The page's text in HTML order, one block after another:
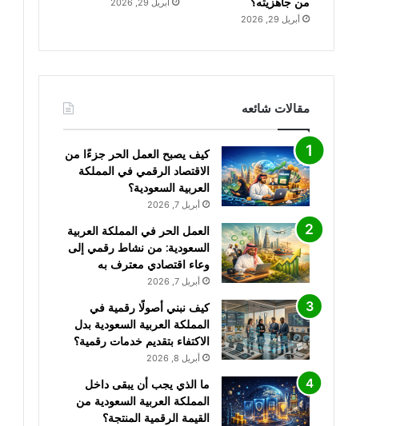
أبريل 29, 2026
أبريل 29, 2026
مقالات شائعه
كيف يصبح العمل الحر جزءًا من
الاقتصاد الرقمي في المملكة
العربية السعودية؟
أبريل 7, 2026
العمل الحر في المملكة العربية
السعودية: من نشاط رقمي إلى
وعاء اقتصادي معترف به
أبريل 7, 2026
كيف نبني أصولًا رقمية في
المملكة العربية السعودية بدل
الاكتفاء بتقديم خدمات رقمية؟
أبريل 8, 2026
ما الذي يجب أن يبقى داخل
المملكة العربية السعودية من
القيمة الرقمية المنتجة؟